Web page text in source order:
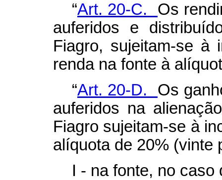
“Art. 20-C. Os
auferidos e
Fiagro, sujeitam-se à
renda na fonte à
“Art. 20-D. Os
auferidos na
Fiagro sujeitam-se à
alíquota de 20% (vinte
I - na fonte, no caso